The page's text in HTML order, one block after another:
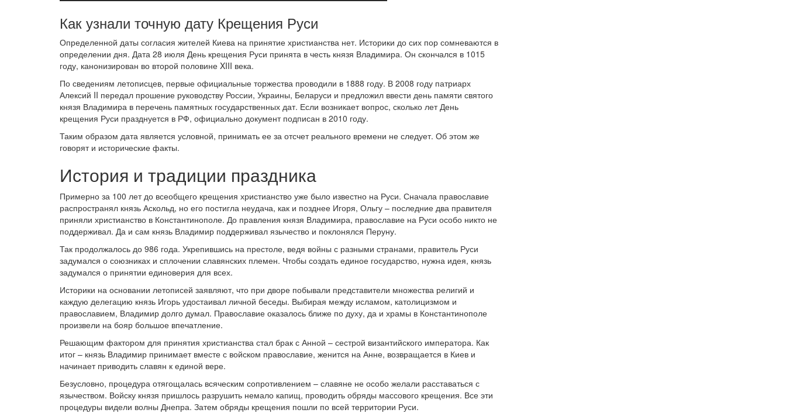
Как узнали точную дату Крещения Руси
Определенной даты согласия жителей Киева на принятие христианства нет. Историки до сих пор сомневаются в
определении дня. Дата 28 июля День крещения Руси принята в честь князя Владимира. Он скончался в 1015
году, канонизирован во второй половине XIII века.
По сведениям летописцев, первые официальные торжества проводили в 1888 году. В 2008 году патриарх
Алексий II передал прошение руководству России, Украины, Беларуси и предложил ввести день памяти святого
князя Владимира в перечень памятных государственных дат. Если возникает вопрос, сколько лет День
крещения Руси празднуется в РФ, официально документ подписан в 2010 году.
Таким образом дата является условной, принимать ее за отсчет реального времени не следует. Об этом же
говорят и исторические факты.
История и традиции праздника
Примерно за 100 лет до всеобщего крещения христианство уже было известно на Руси. Сначала православие
распространял князь Аскольд, но его постигла неудача, как и позднее Игоря, Ольгу – последние два правителя
приняли христианство в Константинополе. До правления князя Владимира, православие на Руси особо никто не
поддерживал. Да и сам князь Владимир поддерживал язычество и поклонялся Перуну.
Так продолжалось до 986 года. Укрепившись на престоле, ведя войны с разными странами, правитель Руси
задумался о союзниках и сплочении славянских племен. Чтобы создать единое государство, нужна идея, князь
задумался о принятии единоверия для всех.
Историки на основании летописей заявляют, что при дворе побывали представители множества религий и
каждую делегацию князь Игорь удостаивал личной беседы. Выбирая между исламом, католицизмом и
православием, Владимир долго думал. Православие оказалось ближе по духу, да и храмы в Константинополе
произвели на бояр большое впечатление.
Решающим фактором для принятия христианства стал брак с Анной – сестрой византийского императора. Как
итог – князь Владимир принимает вместе с войском православие, женится на Анне, возвращается в Киев и
начинает приводить славян к единой вере.
Безусловно, процедура отягощалась всяческим сопротивлением – славяне не особо желали расставаться с
язычеством. Войску князя пришлось разрушить немало капищ, проводить обряды массового крещения. Все эти
процедуры видели волны Днепра. Затем обряды крещения пошли по всей территории Руси.